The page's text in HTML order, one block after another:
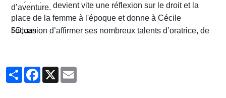
américaine devient vite une réflexion sur le droit et la
place de la femme à l'époque et donne à Cécile
l’occasion d’affirmer ses nombreux talents d’oratrice, de
dire.
d’aventure.
SDJuan
PartagerFacebook
X